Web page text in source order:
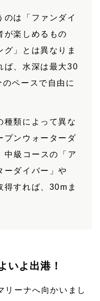
のは「ファンダイ
が楽しめるもの
」とは異なりま
ば、水深は最大30
ペースで自由に
類によって異な
プンウォーターダ
中級コースの「ア
ーダイバー」や
得すれば、30mま
いよ出港！
リーナへ向かいまし